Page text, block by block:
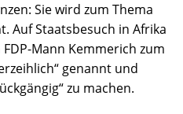
Sie wird zum Thema
Auf Staatsbesuch in Afrika
Mann Kemmerich zum
genannt und
zu machen.